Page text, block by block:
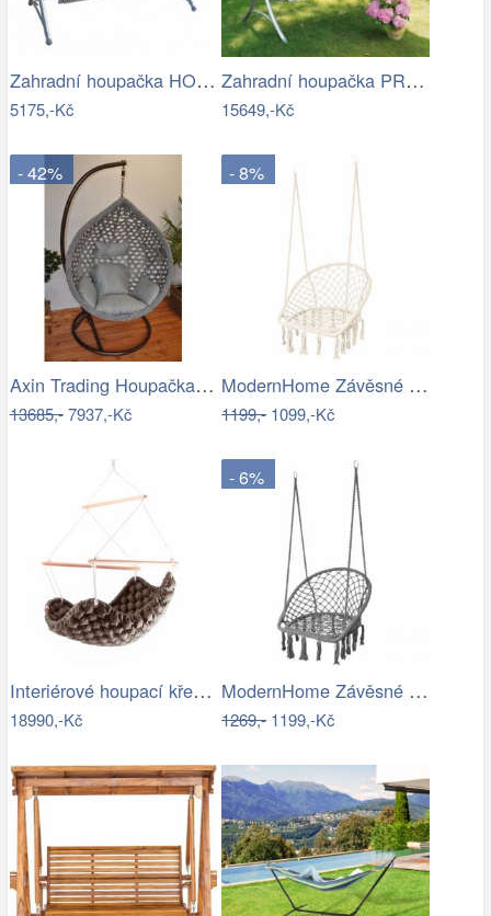
Zahradní houpačka HOLLYWOOD ROJAPLAST
5175,-Kč
Zahradní houpačka PRAGG - GD
15649,-Kč
- 42%
Axin Trading Houpačka závěsná Charlotte
13685,-7937,-Kč
- 8%
ModernHome Závěsné křeslo s třásněmi -…
1199,-1099,-Kč
Interiérové houpací křeslo Swingy In…
18990,-Kč
- 6%
ModernHome Závěsné křeslo s třásněmi -…
1269,-1199,-Kč